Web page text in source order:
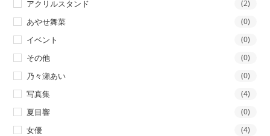
アクリルスタンド (2)
あやせ舞菜 (0)
イベント (0)
その他 (0)
乃々瀬あい (0)
写真集 (4)
夏目響 (0)
女優 (4)